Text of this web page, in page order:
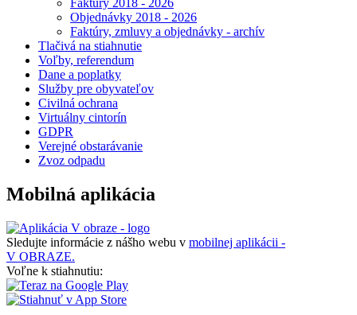
Faktúry 2018 - 2026
Objednávky 2018 - 2026
Faktúry, zmluvy a objednávky - archív
Tlačivá na stiahnutie
Voľby, referendum
Dane a poplatky
Služby pre obyvateľov
Civilná ochrana
Virtuálny cintorín
GDPR
Verejné obstarávanie
Zvoz odpadu
Mobilná aplikácia
Sledujte informácie z nášho webu v mobilnej aplikácii -
V OBRAZE.
Voľne k stiahnutiu: